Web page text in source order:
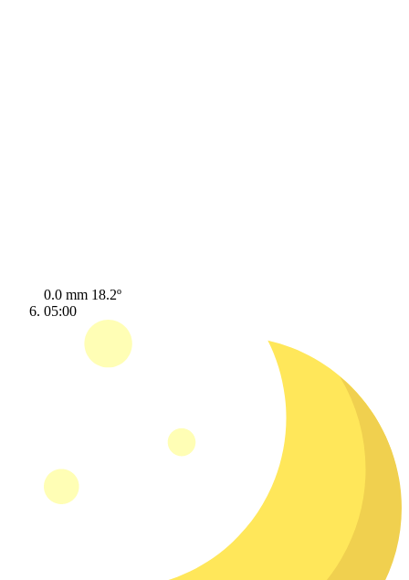
0.0 mm 18.2º
05:00